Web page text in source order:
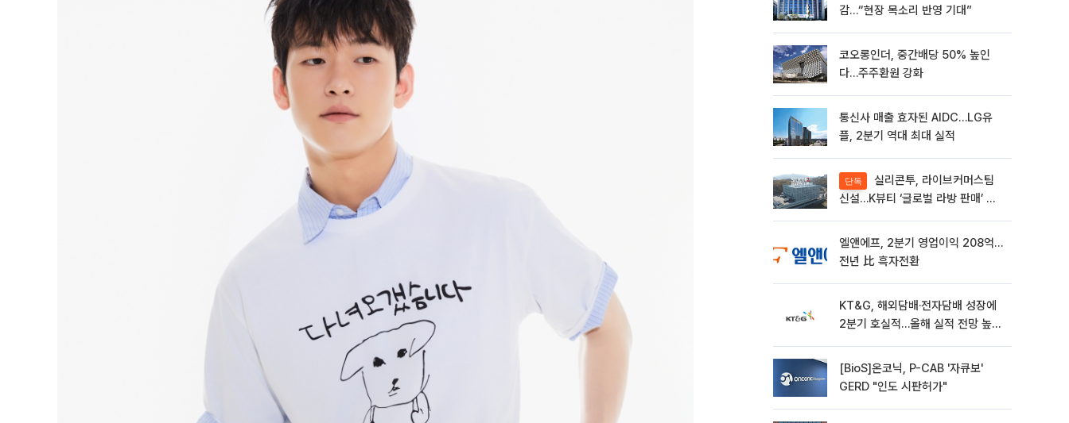
감…“현장 목소리 반영 기대”
코오롱인더, 중간배당 50% 높인
다…주주환원 강화
통신사 매출 효자된 AIDC…LG유
플, 2분기 역대 최대 실적
단독
신설…K뷰티 ‘글로벌 라방 판매’ 확
엘앤에프, 2분기 영업이익 208억…
전년 比 흑자전환
KT&G, 해외담배·전자담배 성장에
2분기 호실적…올해 실적 전망 높였
[BioS]온코닉, P-CAB '자큐보'
GERD "인도 시판허가"